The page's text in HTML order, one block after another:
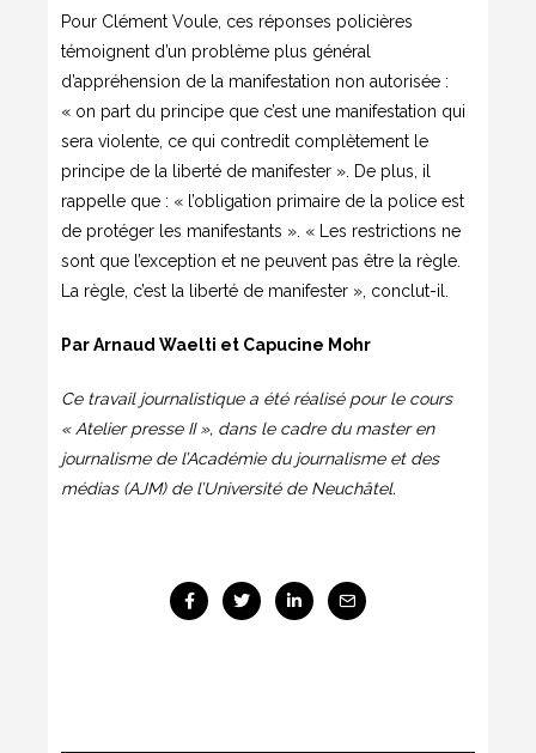
Pour Clément Voule, ces réponses policières
témoignent d’un problème plus général
d’appréhension de la manifestation non autorisée :
« on part du principe que c’est une manifestation qui
sera violente, ce qui contredit complètement le
principe de la liberté de manifester ». De plus, il
rappelle que : « l’obligation primaire de la police est
de protéger les manifestants ». « Les restrictions ne
sont que l’exception et ne peuvent pas être la règle.
La règle, c’est la liberté de manifester », conclut-il.
Par Arnaud Waelti et Capucine Mohr
Ce travail journalistique a été réalisé pour le cours
« Atelier presse II », dans le cadre du master en
journalisme de l’Académie du journalisme et des
médias (AJM) de l’Université de Neuchâtel.